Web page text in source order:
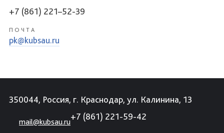
+7 (861) 221–52-39
ПОЧТА
pk@kubsau.ru
350044, Россия, г. Краснодар, ул. Калинина, 13
mail@kubsau.ru
+7 (861) 221-59-42